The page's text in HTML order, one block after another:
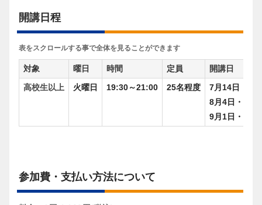
開講日程
表をスクロールする事で全体を見ることができます
対象 曜日 時間 定員
開講日
高校生以上
火曜日 19:30～21:00 25名程度
7月14日・7
8月4日・8月
9月1日・9月
参加費・支払い方法について